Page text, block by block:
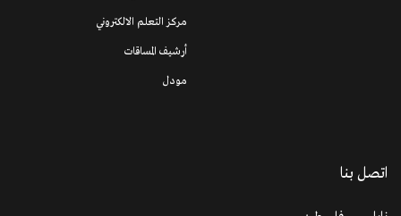
مركز التعلم الالكتروني
أرشيف المساقات
مودل
اتصل بنا